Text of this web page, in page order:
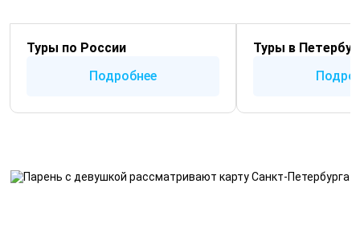
Туры по России
Подробнее
Туры в